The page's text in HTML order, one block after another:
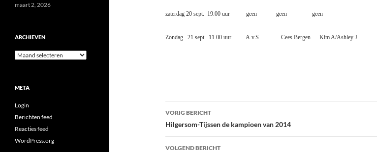
zaterdag 20 sept. 19.00 uur geen geen geen
Zondag 21 sept. 11.00 uur A.v.S Cees Bergen Kim A/Ashley J.
Bericht
navigatie
VORIG BERICHT
Hilgersom-Tijssen de kampioen van 2014
VOLGEND BERICHT
maart 2, 2026
ARCHIEVEN
Archieven
META
Login
Berichten feed
Reacties feed
WordPress.org